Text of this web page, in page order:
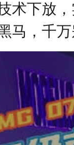
术下放
马，千